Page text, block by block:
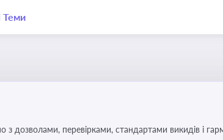
Теми
дозволами, перевірками, стандартами викидів і